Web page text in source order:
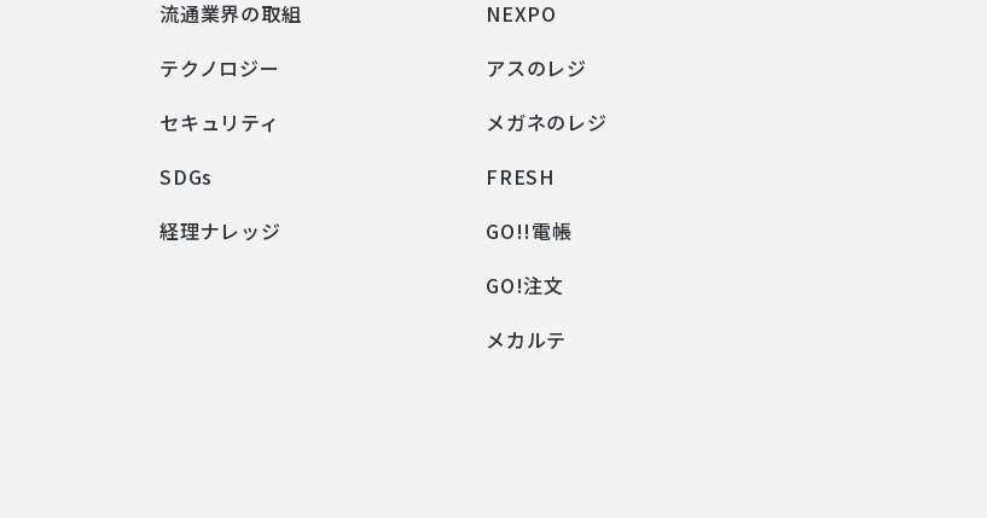
流通業界の取組
テクノロジー
セキュリティ
SDGs
経理ナレッジ
NEXPO
アスのレジ
メガネのレジ
FRESH
GO!!電帳
GO!注文
メカルテ